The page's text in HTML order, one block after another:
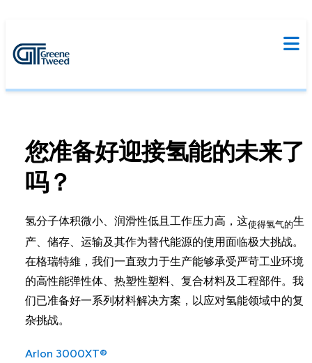
您准备好迎接氢能的未来了
吗？
氢分子体积微小、润滑性低且工作压力高，这使得氢气的生
产、储存、运输及其作为替代能源的使用面临极大挑战。
在格瑞特維，我们一直致力于生产能够承受严苛工业环境
的高性能弹性体、热塑性塑料、复合材料及工程部件。我
们已准备好一系列材料解决方案，以应对氢能领域中的复
杂挑战。
Arlon 3000XT®